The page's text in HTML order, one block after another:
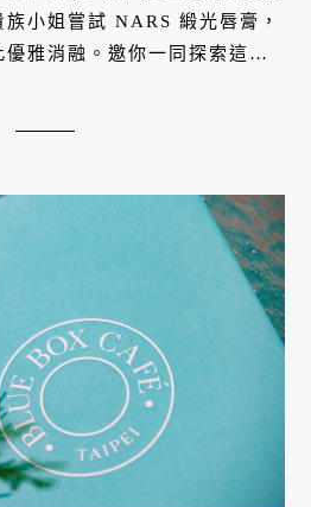
小姐嘗試 NARS 緞光唇膏，
雅消融。邀你一同探索這場